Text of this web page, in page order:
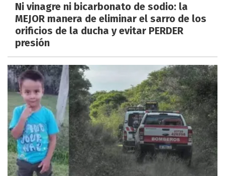
Ni vinagre ni bicarbonato de sodio: la
MEJOR manera de eliminar el sarro de los
orificios de la ducha y evitar PERDER
presión